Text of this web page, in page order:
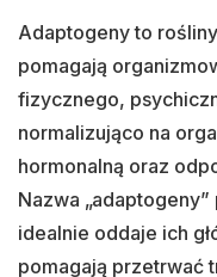
Adaptogeny to
pomagają
fizycznego,
normalizująco na
hormonalną oraz
Nazwa
idealnie oddaje ich
pomagają przetrwać